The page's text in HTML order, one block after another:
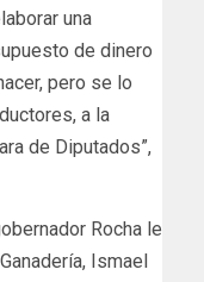
una
de dinero
pero se lo
a la
de Diputados”,
Rocha le
Ismael